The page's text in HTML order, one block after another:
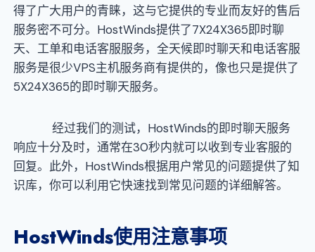
得了广大用户的青睐，这与它提供的专业而友好的售后
服务密不可分。HostWinds提供了7X24X365即时聊
天、工单和电话客服服务，全天候即时聊天和电话客服
服务是很少VPS主机服务商有提供的，像也只是提供了
5X24X365的即时聊天服务。
经过我们的测试，HostWinds的即时聊天服务
响应十分及时，通常在30秒内就可以收到专业客服的
回复。此外，HostWinds根据用户常见的问题提供了知
识库，你可以利用它快速找到常见问题的详细解答。
HostWinds使用注意事项